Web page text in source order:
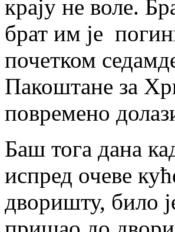
крају не воле.
брат им је
почетком
Пакоштане за
повремено
Баш тога дана
испред очеве
дворишту, било